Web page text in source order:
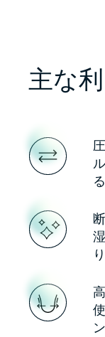
主な